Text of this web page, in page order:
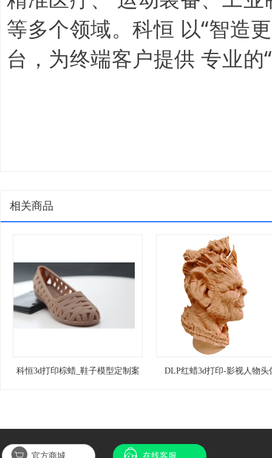
等多个领域。科恒 以“智造
台，为终端客户提供 专业
相关商品
科恒3d打印棕蜡_鞋子模型定制案
DLP红蜡3d打印-影视人物头
官方商城 在线客服